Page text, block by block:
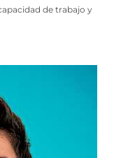
de trabajo y